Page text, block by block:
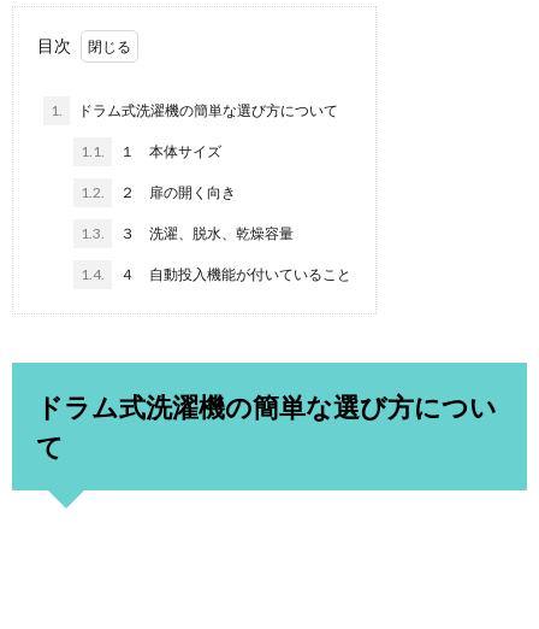
目次
1. ドラム式洗濯機の簡単な選び方について
1.1. １ 本体サイズ
1.2. ２ 扉の開く向き
1.3. ３ 洗濯、脱水、乾燥容量
1.4. ４ 自動投入機能が付いていること
ドラム式洗濯機の簡単な選び方につい
て